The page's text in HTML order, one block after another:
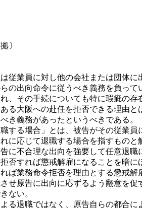
〕
業員に対し他の会社または団体に
の出向命令に従うべき義務を負っ
、その手続についても特に瑕疵の
る大阪への赴任を拒否できる理由
き義務があったというべきである。
する場合」とは、被告がその従業
に応じて退職する場合を指すもの
に不合理な出向を強要して任意退
否すれば懲戒解雇になることを暗
ば業務命令拒否を理由とする懲戒
せ原告に出向に応ずるよう翻意を
ない。
退職ではなく、原告自らの都合に